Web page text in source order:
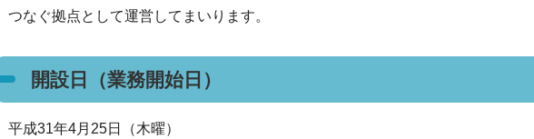
つなぐ拠点として運営してまいります。
開設日（業務開始日）
平成31年4月25日（木曜）